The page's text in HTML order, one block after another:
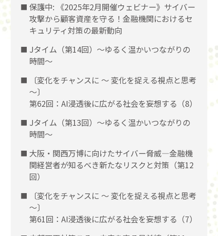
保護中: 《2025年2月開催ウェビナー》サイバー
攻撃から顧客資産を守る！金融機関におけるセ
キュリティ対策の最新動向
Jタイム（第14回）～ゆるく温かいつながりの
時間～
〔変化をチャンスに 〜 変化を捉える視点と思考
〜〕
第62回：AI浸透後に広がる社会を妄想する（8）
Jタイム（第13回）～ゆるく温かいつながりの
時間～
大阪・関西万博に向けたサイバー脅威―金融機
関経営者が知るべき新たなリスクと対策（第12
回）
〔変化をチャンスに 〜 変化を捉える視点と思考
〜〕
第61回：AI浸透後に広がる社会を妄想する（7）